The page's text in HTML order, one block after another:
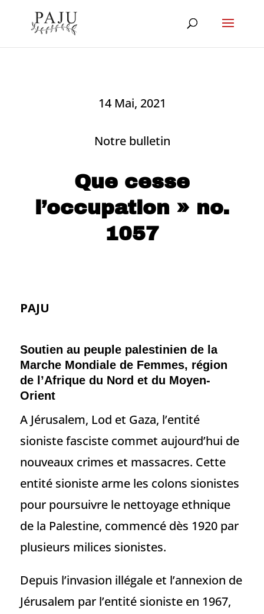
14 Mai, 2021
Notre bulletin
Que cesse
l’occupation » no.
1057
PAJU
Soutien au peuple palestinien de la
Marche Mondiale de Femmes, région
de l’Afrique du Nord et du Moyen-
Orient
A Jérusalem, Lod et Gaza, l’entité
sioniste fasciste commet aujourd’hui de
nouveaux crimes et massacres. Cette
entité sioniste arme les colons sionistes
pour poursuivre le nettoyage ethnique
de la Palestine, commencé dès 1920 par
plusieurs milices sionistes.
Depuis l’invasion illégale et l’annexion de
Jérusalem par l’entité sioniste en 1967,